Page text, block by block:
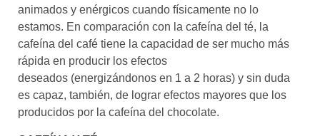
animados y enérgicos cuando físicamente no lo
estamos. En comparación con la cafeína del té, la
cafeína del café tiene la capacidad de ser mucho más
rápida en producir los efectos
deseados (energizándonos en 1 a 2 horas) y sin duda
es capaz, también, de lograr efectos mayores que los
producidos por la cafeína del chocolate.